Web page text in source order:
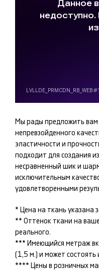
Мы рады предложить вам
непревзойденного
эластичности и
подходит для создания
несравненный шик и
исключительным
удовлетворенными
* Цена на ткань указана
** Оттенок ткани на
реального.
*** Имеющийся метраж
(1,5 м.) и может состоять
**** Цены в розничных